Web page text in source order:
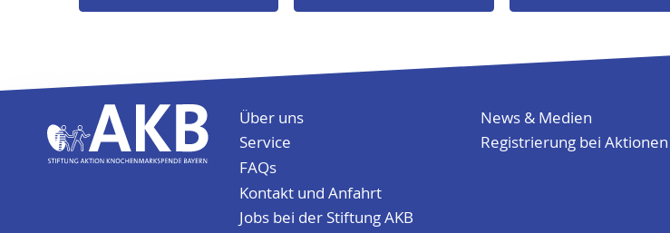
Über uns
Service
FAQs
Kontakt und Anfahrt
Jobs bei der Stiftung AKB
News & Medien
Registrierung bei Aktionen